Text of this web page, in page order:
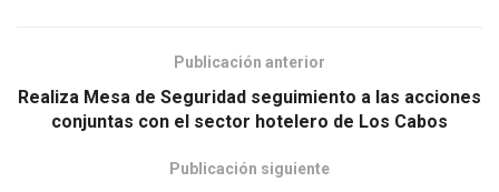
Publicación anterior
Realiza Mesa de Seguridad seguimiento a las acciones
conjuntas con el sector hotelero de Los Cabos
Publicación siguiente